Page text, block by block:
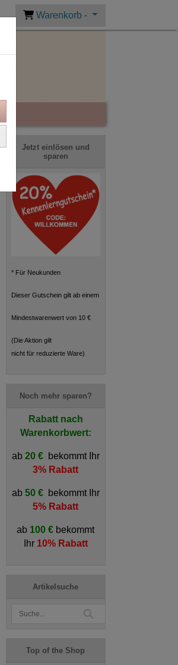
Warenkorb -
Jetzt einlösen und
sparen
* Für Neukunden
Dieser Gutschein gilt ab einem
Mindestwarenwert von 10 €
(Die Aktion gilt
nicht für reduzierte Ware)
Noch mehr sparen?
Rabatt nach
Warenkorbwert:
ab20 € bekommt Ihr
3% Rabatt
ab50 € bekommt Ihr
5% Rabatt
ab 100 € bekommt
Ihr 10% Rabatt
Artikelsuche
Top of the Shop